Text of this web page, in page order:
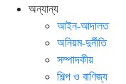
অন্যান্য
আইন-আদালত
অনিয়ম-দুর্নীতি
সম্পাদকীয়
শিল্প ও বাণিজ্য